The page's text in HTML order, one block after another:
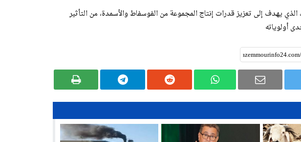
ويجعل برنامج SP2M ، الذي يهدف إلى تعزيز قدرات إنتاج المجموعة من الفوسفاط والأسمدة، من التأثير
أولوياته